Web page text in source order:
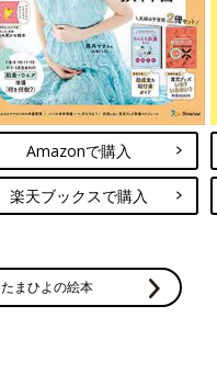
Amazonで購入
楽天ブックスで購入
たまひよの絵本